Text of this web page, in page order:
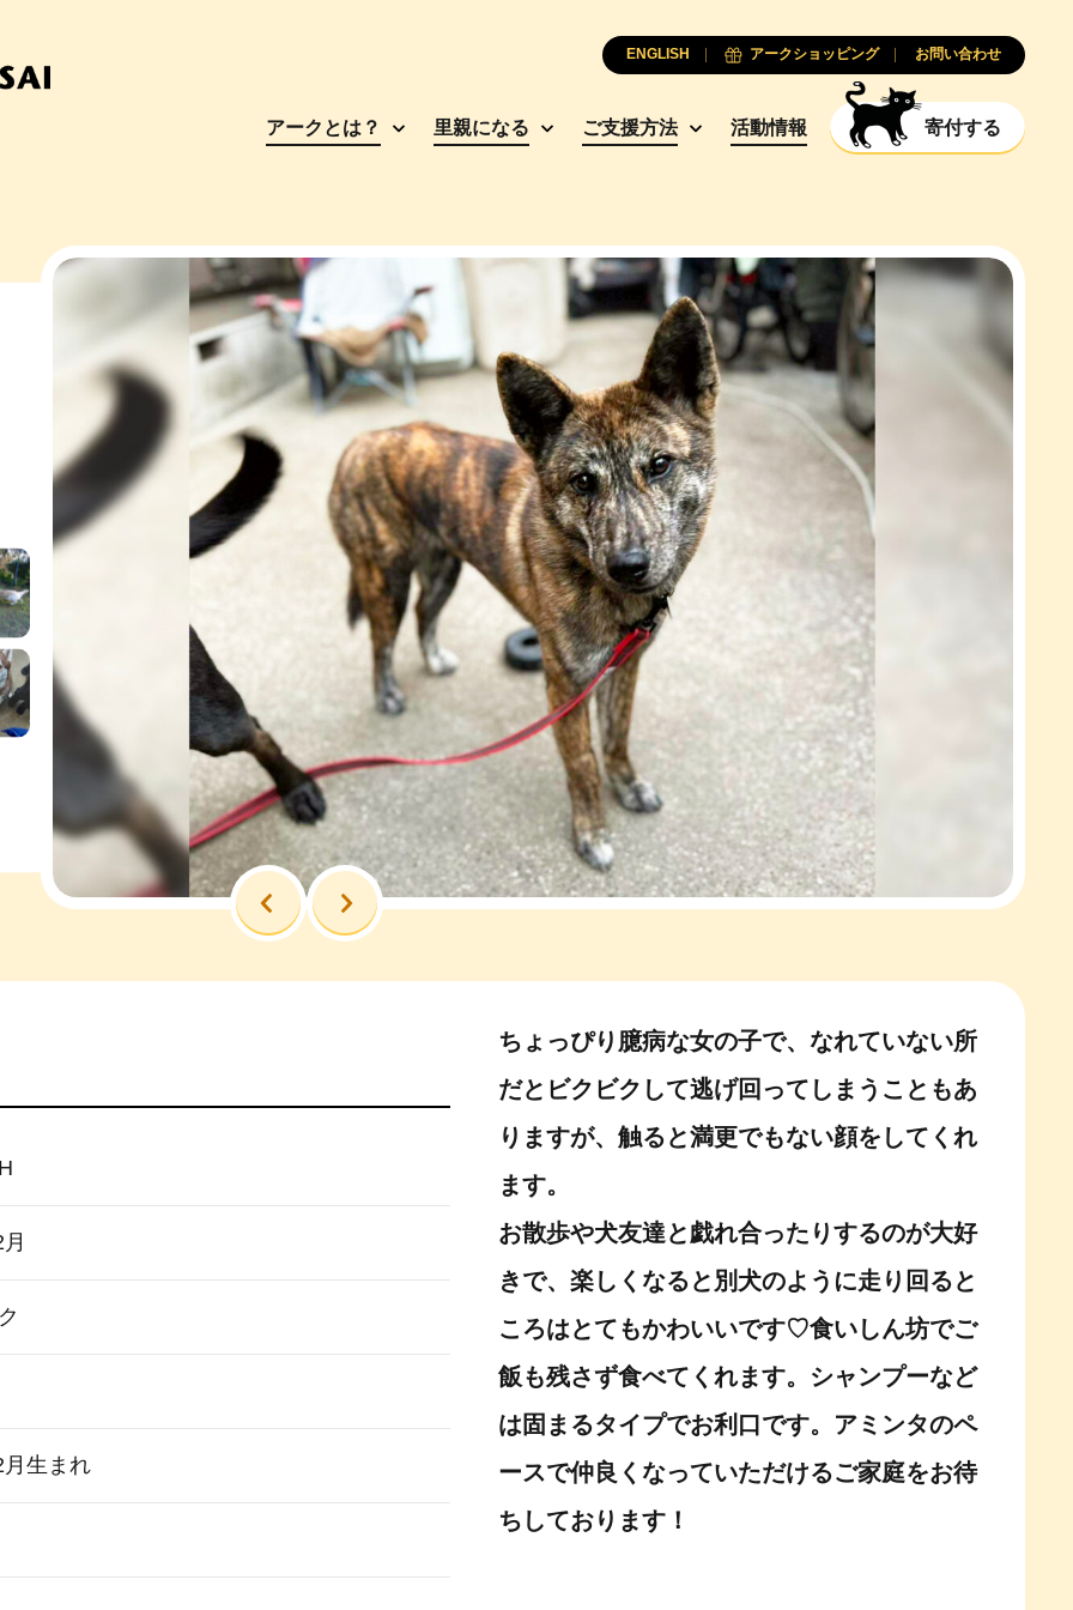
アークとは？ 里親になる ご支援方法 活動情報 寄付する
ENGLISH アークショッピング お問い合わせ
前へ 次へ
生まれ
ちょっぴり臆病な女の子で、なれていない所
だとビクビクして逃げ回ってしまうこともあ
りますが、触ると満更でもない顔をしてくれ
ます。
お散歩や犬友達と戯れ合ったりするのが大好
きで、楽しくなると別犬のように走り回ると
ころはとてもかわいいです♡食いしん坊でご
飯も残さず食べてくれます。シャンプーなど
は固まるタイプでお利口です。アミンタのペ
ースで仲良くなっていただけるご家庭をお待
ちしております！